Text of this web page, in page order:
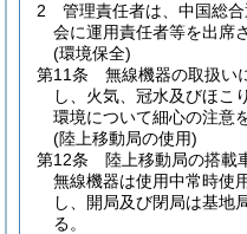
2
管理責任者は、中国総
会に運用責任者等を出席
(環境保全)
第11条
無線機器の取扱い
し、火気、冠水及びほこ
環境について細心の注意
(陸上移動局の使用)
第12条
陸上移動局の搭載
無線機器は使用中常時使
し、開局及び閉局は基地
る。